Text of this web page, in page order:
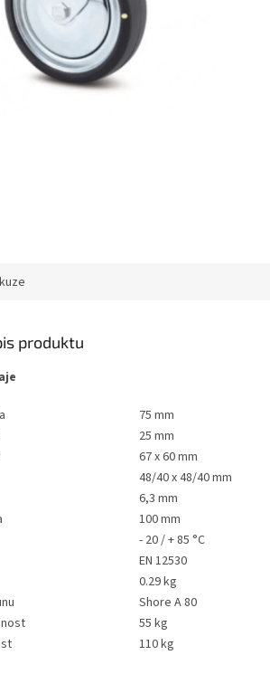
produktu
75 mm
25 mm
67 x 60 mm
48/40 x 48/40 mm
6,3 mm
100 mm
- 20 / + 85 °C
EN 12530
0.29 kg
Shore A 80
55 kg
110 kg